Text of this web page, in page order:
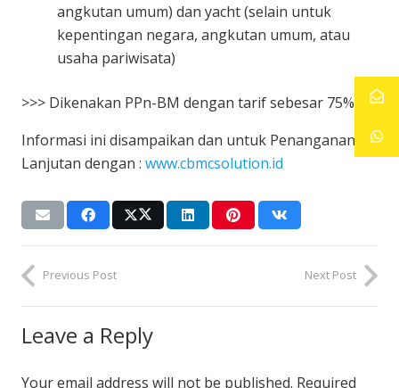
angkutan umum) dan yacht (selain untuk
kepentingan negara, angkutan umum, atau
usaha pariwisata)
>>> Dikenakan PPn-BM dengan tarif sebesar 75%
Informasi ini disampaikan dan untuk Penanganan
Lanjutan dengan : www.cbmcsolution.id
Previous Post Next Post
Leave a Reply
Your email address will not be published. Required